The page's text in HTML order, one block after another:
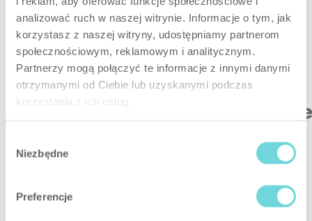
analizować ruch w naszej witrynie. Informacje o tym, jak
korzystasz z naszej witryny, udostępniamy partnerom
społecznościowym, reklamowym i analitycznym.
Partnerzy mogą połączyć te informacje z innymi danymi
otrzymanymi od Ciebie lub uzyskanymi podczas
korzystania z ich usług.
zgody
Niezbędne
Preferencje
Seleziona
il tipo di
alimentazione
alimentato con 1, 2 o 3
batterie, oppure tramite un
alimentatore esterno, a
seconda della